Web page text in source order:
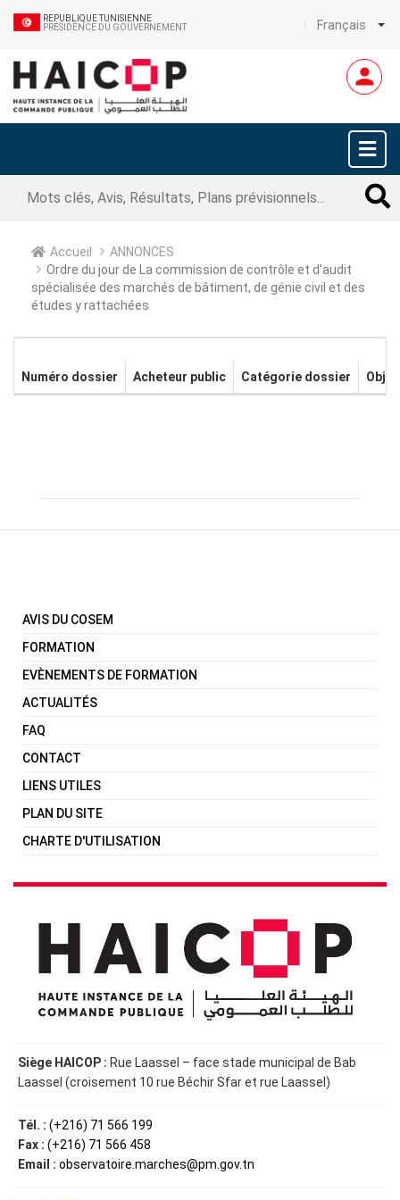
REPUBLIQUE TUNISIENNE
PRÉSIDENCE DU GOUVERNEMENT
Français
Accueil
ANNONCES
Ordre du jour de La commission de contrôle et d'audit
spécialisée des marchés de bâtiment, de génie civil et des
études y rattachées
Numéro dossier Acheteur public Catégorie dossier
AVIS DU COSEM
FORMATION
EVÈNEMENTS DE FORMATION
ACTUALITÉS
FAQ
CONTACT
LIENS UTILES
PLAN DU SITE
CHARTE D'UTILISATION
Siège HAICOP : Rue Laassel – face stade municipal de Bab
Laassel (croisement 10 rue Béchir Sfar et rue Laassel)
Tél. : (+216) 71 566 199
Fax : (+216) 71 566 458
Email : observatoire.marches@pm.gov.tn